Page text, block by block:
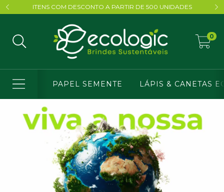
ITENS COM DESCONTO A PARTIR DE 500 UNIDADES
0
PAPEL SEMENTE LÁPIS & CANETAS